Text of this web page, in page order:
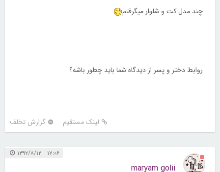
چند مدل کت و شلوار میگرفتم
روابط دختر و پسر از دیدگاه شما باید چطور باشه؟
لینک مستقیم گزارش تخلف
۱۷:۰۶ ۱۳۹۲/۸/۱۲
maryam golii